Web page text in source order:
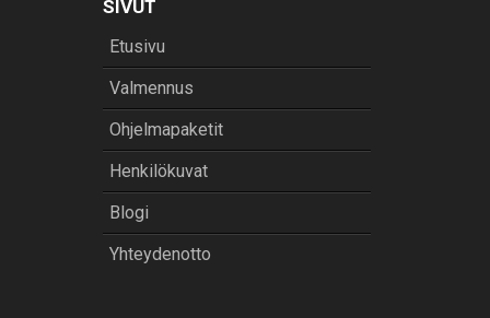
SIVUT
Etusivu
Valmennus
Ohjelmapaketit
Henkilökuvat
Blogi
Yhteydenotto